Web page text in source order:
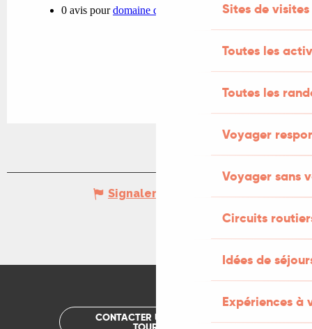
Sites de visites
Toutes les
Toutes les
Voyager
Voyager sans
Circuits
Idées de
Expériences à
Signaler une erreur
CONTACTER UN OFFICE DE